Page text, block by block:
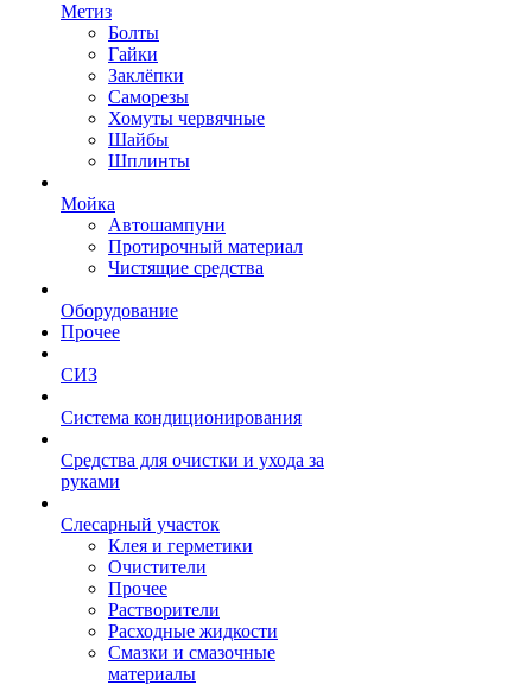
Метиз
Болты
Гайки
Заклёпки
Саморезы
Хомуты червячные
Шайбы
Шплинты
Мойка
Автошампуни
Протирочный материал
Чистящие средства
Оборудование
Прочее
СИЗ
Система кондиционирования
Средства для очистки и ухода за
руками
Слесарный участок
Клея и герметики
Очистители
Прочее
Растворители
Расходные жидкости
Смазки и смазочные
материалы